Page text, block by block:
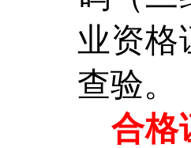
业资格
查验。
合格